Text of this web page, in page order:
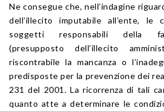
Ne consegue che, nell’indagine
dell’illecito imputabile all’ente, le
soggetti responsabili della
(presupposto dell’illecito
riscontrabile la mancanza o
predisposte per la prevenzione dei
231 del 2001. La ricorrenza di tali
quanto atte a determinare le